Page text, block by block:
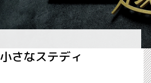
小さなステディ